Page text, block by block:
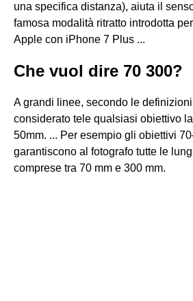
una specifica distanza), aiuta il
famosa modalità ritratto introdotta
Apple con iPhone 7 Plus ...
Che vuol dire 70 300?
A grandi linee, secondo le
considerato tele qualsiasi obiettivo
50mm. ... Per esempio gli obiettivi
garantiscono al fotografo tutte le
comprese tra 70 mm e 300 mm.